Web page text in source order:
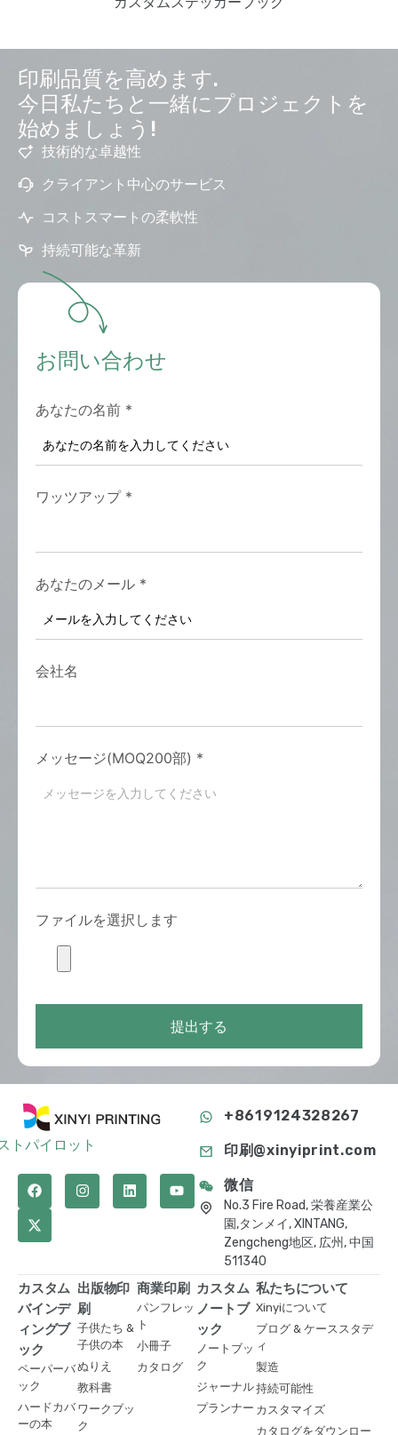
印刷品質を高めます.
今日私たちと一緒にプロジェクトを
始めましょう!
技術的な卓越性
クライアント中心のサービス
コストスマートの柔軟性
持続可能な革新
お問い合わせ
あなたの名前 *
ワッツアップ *
あなたのメール *
会社名
メッセージ(MOQ200部) *
ファイルを選択します
提出する
トパイロット
+8619124328267
印刷@xinyiprint.com
微信
No.3 Fire Road, 栄養産業公
園,タンメイ, XINTANG,
Zengcheng地区, 広州, 中国
511340
カスタム
バインデ
ィングブ
ック
ペーパーバ
ック
ハードカバ
ーの本
出版物印
刷
子供たち &
子供の本
ぬりえ
教科書
ワークブッ
ク
商業印刷
パンフレッ
ト
小冊子
カタログ
カスタム
ノートブ
ック
ノートブッ
ク
ジャーナル
プランナー
私たちについて
Xinyiについて
ブログ & ケーススタデ
ィ
製造
持続可能性
カスタマイズ
カタログをダウンロー